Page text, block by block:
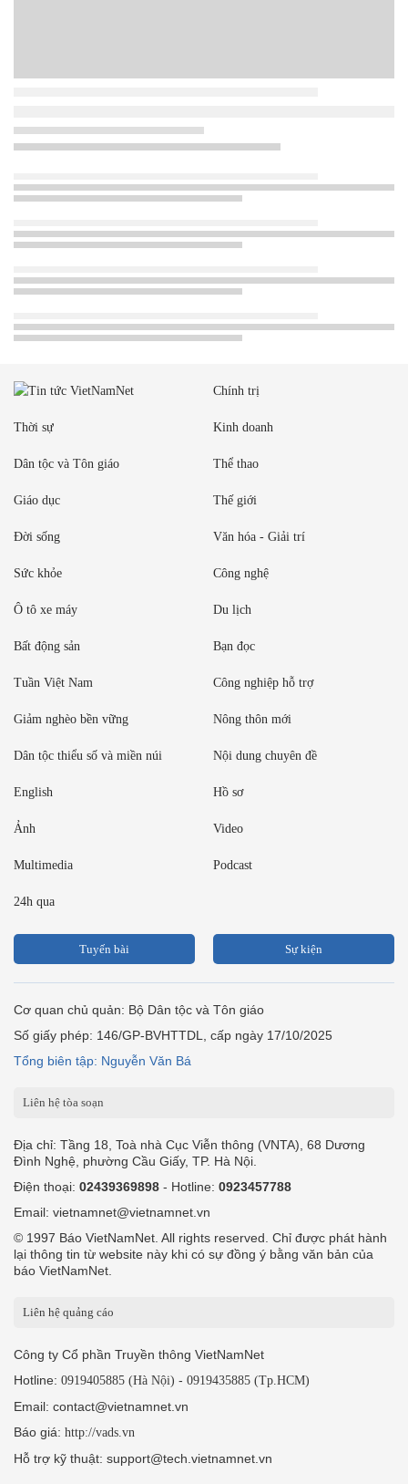
Chính trị
Thời sự Kinh doanh
Dân tộc và Tôn giáo Thể thao
Giáo dục Thế giới
Đời sống Văn hóa - Giải trí
Sức khỏe Công nghệ
Ô tô xe máy Du lịch
Bất động sản Bạn đọc
Tuần Việt Nam Công nghiệp hỗ trợ
Giảm nghèo bền vững Nông thôn mới
Dân tộc thiểu số và miền núi Nội dung chuyên đề
English Hồ sơ
Ảnh Video
Multimedia Podcast
24h qua
Tuyến bài Sự kiện
Cơ quan chủ quản: Bộ Dân tộc và Tôn giáo
Số giấy phép: 146/GP-BVHTTDL, cấp ngày 17/10/2025
Tổng biên tập: Nguyễn Văn Bá
Liên hệ tòa soạn
Địa chỉ: Tầng 18, Toà nhà Cục Viễn thông (VNTA), 68 Dương
Đình Nghệ, phường Cầu Giấy, TP. Hà Nội.
Điện thoại: 02439369898 - Hotline: 0923457788
Email: vietnamnet@vietnamnet.vn
© 1997 Báo VietNamNet. All rights reserved. Chỉ được phát hành
lại thông tin từ website này khi có sự đồng ý bằng văn bản của
báo VietNamNet.
Liên hệ quảng cáo
Công ty Cổ phần Truyền thông VietNamNet
Hotline: 0919405885 (Hà Nội) - 0919435885 (Tp.HCM)
Email: contact@vietnamnet.vn
Báo giá: http://vads.vn
Hỗ trợ kỹ thuật: support@tech.vietnamnet.vn